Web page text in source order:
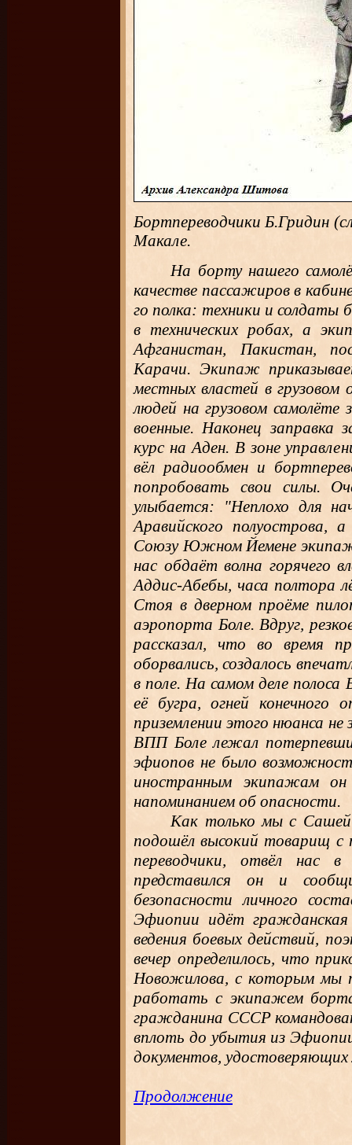
Бортпереводчики Б.Гридин
Макале.
На борту нашего
качестве пассажиров в
го полка: техники и солдаты
в технических робах, а
Афганистан, Пакистан,
Карачи. Экипаж
местных властей в
людей на грузовом
военные. Наконец заправка
курс на Аден. В зоне
вёл радиообмен и
попробовать свои силы.
улыбается: "Неплохо для
Аравийского
Союзу Южном Йемене
нас обдаёт волна горячего
Аддис-Абебы, часа полтора
Стоя в дверном проёме
аэропорта Боле. Вдруг,
рассказал, что во время
оборвались, создалось
в поле. На самом деле
её бугра, огней
приземлении этого нюанса
ВПП Боле лежал
эфиопов не было
иностранным экипажам он
напоминанием об опасности.
Как только мы с
подошёл высокий товарищ с
переводчики, отвёл нас
представился он и
безопасности личного
Эфиопии идёт
ведения боевых действий,
вечер определилось, что
Новожилова, с которым мы
работать с экипажем
гражданина СССР
вплоть до убытия из
документов, удостоверяющих
Продолжение